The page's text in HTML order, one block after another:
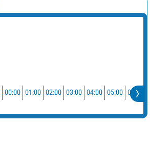
00:00 01:00 02:00 03:00 04:00 05:00 06:00